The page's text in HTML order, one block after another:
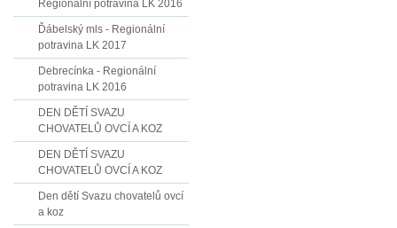
Regionální potravina LK 2016
Ďábelský mls - Regionální
potravina LK 2017
Debrecínka - Regionální
potravina LK 2016
DEN DĚTÍ SVAZU
CHOVATELŮ OVCÍ A KOZ
DEN DĚTÍ SVAZU
CHOVATELŮ OVCÍ A KOZ
Den dětí Svazu chovatelů ovcí
a koz